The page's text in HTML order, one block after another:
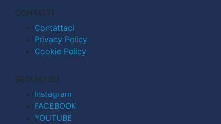
CONTATTI
Contattaci
Privacy Policy
Cookie Policy
SEGUICI SU
Instagram
FACEBOOK
YOUTUBE